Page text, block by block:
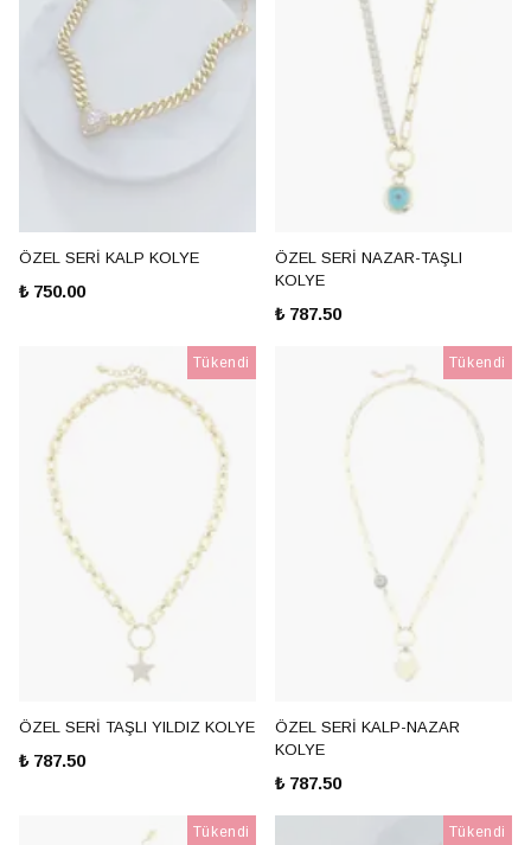
ÖZEL SERİ KALP KOLYE
₺ 750.00
ÖZEL SERİ NAZAR-TAŞLI
KOLYE
₺ 787.50
Tükendi
ÖZEL SERİ TAŞLI YILDIZ KOLYE
₺ 787.50
Tükendi
ÖZEL SERİ KALP-NAZAR
KOLYE
₺ 787.50
Tükendi Tükendi